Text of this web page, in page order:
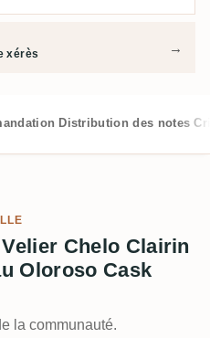
xérès →
Distribution des notes
Chelo Clairin
Oloroso Cask
la communauté.